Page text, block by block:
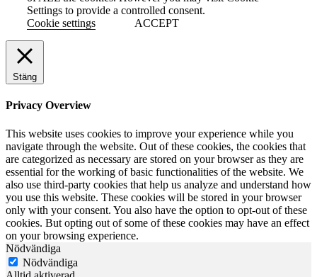
Settings to provide a controlled consent.
Cookie settings
ACCEPT
Stäng
Privacy Overview
This website uses cookies to improve your experience while you
navigate through the website. Out of these cookies, the cookies that
are categorized as necessary are stored on your browser as they are
essential for the working of basic functionalities of the website. We
also use third-party cookies that help us analyze and understand how
you use this website. These cookies will be stored in your browser
only with your consent. You also have the option to opt-out of these
cookies. But opting out of some of these cookies may have an effect
on your browsing experience.
Nödvändiga
Nödvändiga